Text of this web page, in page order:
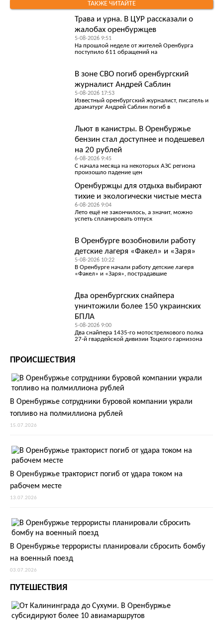
ТАКЖЕ ЧИТАЙТЕ
Трава и урна. В ЦУР рассказали о
жалобах оренбуржцев
5-08-2026 9:51
На прошлой неделе от жителей Оренбурга
поступило 611 обращений на
В зоне СВО погиб оренбургский
журналист Андрей Саблин
5-08-2026 17:53
Известный оренбургский журналист, писатель и
драматург Андрей Саблин погиб в
Льют в канистры. В Оренбуржье
бензин стал доступнее и подешевел
на 20 рублей
6-08-2026 9:45
С начала месяца на некоторых АЗС региона
произошло падение цен
Оренбуржцы для отдыха выбирают
тихие и экологически чистые места
6-08-2026 9:04
Лето ещё не закончилось, а значит, можно
успеть спланировать отпуск
В Оренбурге возобновили работу
детские лагеря «Факел» и «Заря»
5-08-2026 10:22
В Оренбурге начали работу детские лагеря
«Факел» и «Заря», пострадавшие
Два оренбургских снайпера
уничтожили более 150 украинских
БПЛА
5-08-2026 9:00
Два снайпера 1435-го мотострелкового полка
27-й гвардейской дивизии Тоцкого гарнизона
ПРОИСШЕСТВИЯ
В Оренбуржье сотрудники буровой компании украли
топливо на полмиллиона рублей
15.07.2026
В Оренбуржье тракторист погиб от удара током на
рабочем месте
13.07.2026
В Оренбуржье террористы планировали сбросить бомбу
на военный поезд
03.07.2026
ПУТЕШЕСТВИЯ